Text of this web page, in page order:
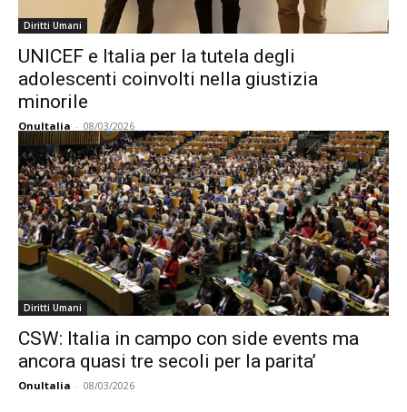
Diritti Umani
UNICEF e Italia per la tutela degli
adolescenti coinvolti nella giustizia
minorile
OnuItalia - 08/03/2026
Diritti Umani
CSW: Italia in campo con side events ma
ancora quasi tre secoli per la parita’
OnuItalia - 08/03/2026